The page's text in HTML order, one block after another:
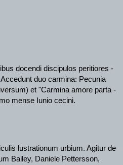
docendi discipulos peritiores -
duo carmina: Pecunia
et "Carmina amore parta -
lustrationum urbium. Agitur de
Bailey, Daniele Pettersson,